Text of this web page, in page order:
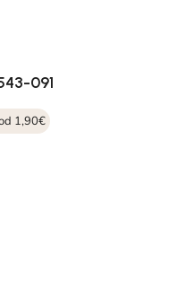
091
1,90€